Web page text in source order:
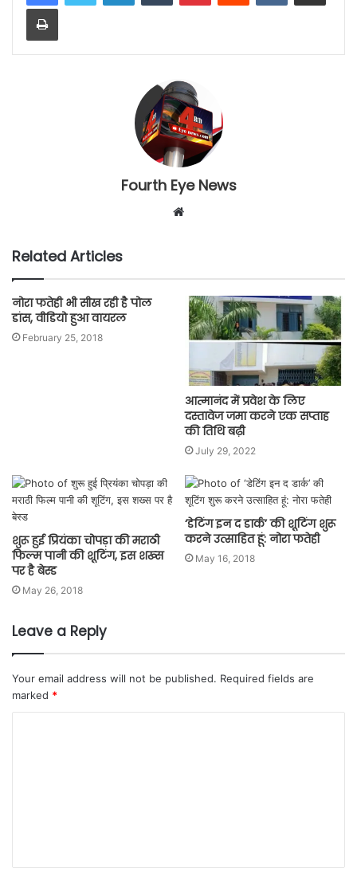
Fourth Eye News
e
Related Articles
नोरा फतेही भी सीख रही है पोल
डांस, वीडियो हुआ वायरल
February 25, 2018
आत्मानंद में प्रवेश के लिए
दस्तावेज जमा करने एक सप्ताह
की तिथि बढ़ी
July 29, 2022
शुरू हुई प्रियंका चोपड़ा की मराठी
फिल्म पानी की शूटिंग, इस शख्स
पर है बेस्ड
May 26, 2018
‘डेटिंग इन द डार्क’ की शूटिंग शुरू
करने उत्साहित हूं: नोरा फतेही
May 16, 2018
Leave a Reply
Your email address will not be published. Required fields are
marked *